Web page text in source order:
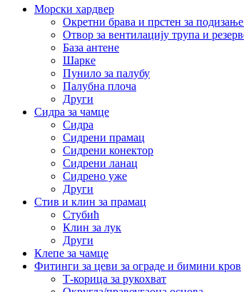
Морски хардвер
Окретни брава и прстен за
Отвор за вентилацију трупа и
База антене
Шарке
Пунило за палубу
Палубна плоча
Други
Сидра за чамце
Сидра
Сидрени прамац
Сидрени конектор
Сидрени ланац
Сидрено уже
Други
Стив и клин за прамац
Стубић
Клин за лук
Други
Клепе за чамце
Фитинги за цеви за ограде и бимини кров
Т-корица за рукохват